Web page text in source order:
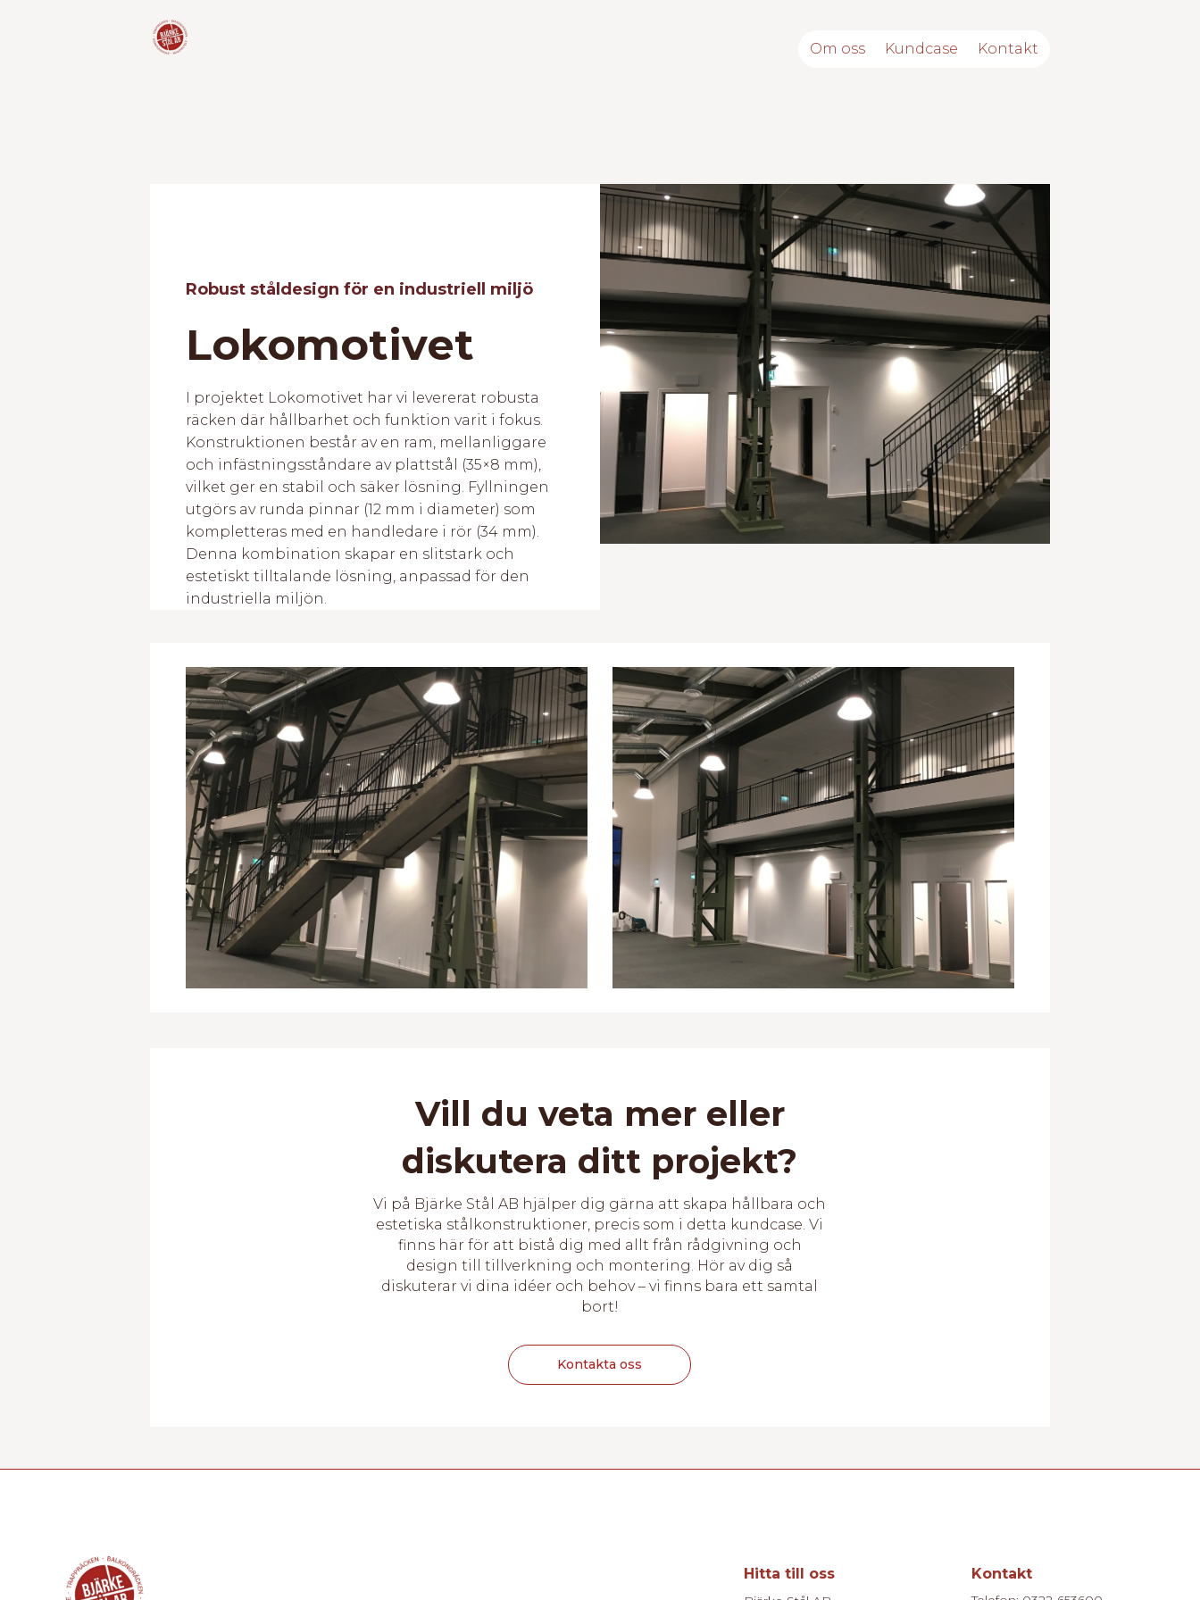
Om oss Kundcase Kontakt
Robust ståldesign för en industriell miljö
Lokomotivet
I projektet Lokomotivet har vi levererat robusta
räcken där hållbarhet och funktion varit i fokus.
Konstruktionen består av en ram, mellanliggare
och infästningsståndare av plattstål (35×8 mm),
vilket ger en stabil och säker lösning. Fyllningen
utgörs av runda pinnar (12 mm i diameter) som
kompletteras med en handledare i rör (34 mm).
Denna kombination skapar en slitstark och
estetiskt tilltalande lösning, anpassad för den
industriella miljön.
Vill du veta mer eller
diskutera ditt projekt?
Vi på Bjärke Stål AB hjälper dig gärna att skapa hållbara och
estetiska stålkonstruktioner, precis som i detta kundcase. Vi
finns här för att bistå dig med allt från rådgivning och
design till tillverkning och montering. Hör av dig så
diskuterar vi dina idéer och behov – vi finns bara ett samtal
bort!
Kontakta oss
Hitta till oss Kontakt